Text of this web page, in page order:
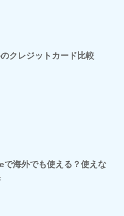
クレジットカード比較
海外でも使える？使えな